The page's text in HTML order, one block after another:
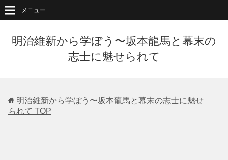
明治維新から学ぼう〜坂本龍馬と幕末の
志士に魅せられて
メニュー
明治維新から学ぼう〜坂本龍馬と幕末の志士に魅せ
られて TOP